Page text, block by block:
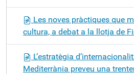
Les noves pràctiques que
cultura, a debat a la llotja de
L’estratègia
Mediterrània preveu una